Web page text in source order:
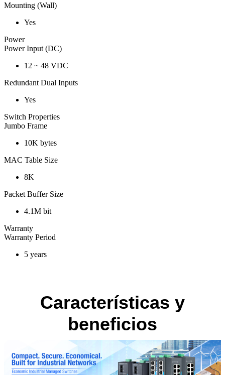
Mounting (Wall)
Yes
Power
Power Input (DC)
12 ~ 48 VDC
Redundant Dual Inputs
Yes
Switch Properties
Jumbo Frame
10K bytes
MAC Table Size
8K
Packet Buffer Size
4.1M bit
Warranty
Warranty Period
5 years
Características y
beneficios